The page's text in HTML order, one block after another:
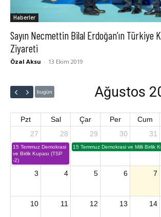
Haberler
Sayın Necmettin Bilal Erdoğan’ın Türkiye
Ziyareti
Özal Aksu - 13 Ekim 2019
bugün Ağustos
Pzt Sal Çar Per Cum
27
15 Temmuz Demokrasi
ve Birlik Kupası (TSP
-2)
28 29
15 Temmuz Demokrasi ve Milli Birlik
30 31
3 4 5 6 7
10 11 12 13 14